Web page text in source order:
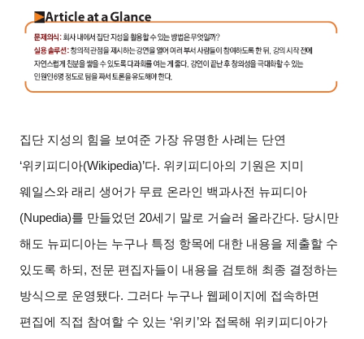
집단 지성의 힘을 보여준 가장 유명한 사례는 단연
‘위키피디아(Wikipedia)’다. 위키피디아의 기원은 지미
웨일스와 래리 생어가 무료 온라인 백과사전 뉴피디아
(Nupedia)를 만들었던 20세기 말로 거슬러 올라간다. 당시만
해도 뉴피디아는 누구나 특정 항목에 대한 내용을 제출할 수
있도록 하되, 전문 편집자들이 내용을 검토해 최종 결정하는
방식으로 운영됐다. 그러다 누구나 웹페이지에 접속하면
편집에 직접 참여할 수 있는 ‘위키’와 접목해 위키피디아가